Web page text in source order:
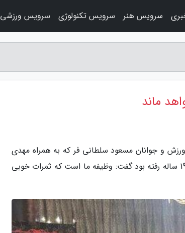
ماند
ورزش و جوانان مسعود سلطانی فر که به همراه مهدی
علی نژاد سرپرست معاونت ورزش قهرمانی به دیدار خانواده این جوان 19 ساله رفته بود گفت: وظیفه ما است که ثمرات خوبی
سرویس هنر سرویس تکنولوژی سرویس ورزشی